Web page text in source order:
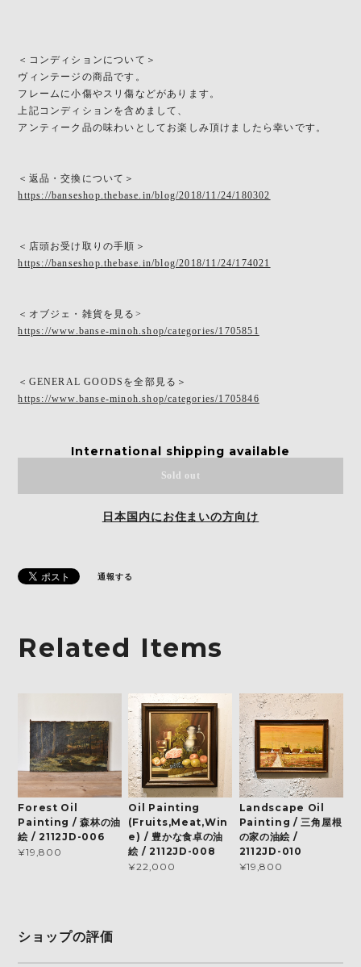
＜コンディションについて＞
ヴィンテージの商品です。
フレームに小傷やスリ傷などがあります。
上記コンディションを含めまして、
アンティーク品の味わいとしてお楽しみ頂けましたら幸いです。
＜返品・交換について＞
https://banseshop.thebase.in/blog/2018/11/24/180302
＜店頭お受け取りの手順＞
https://banseshop.thebase.in/blog/2018/11/24/174021
＜オブジェ・雑貨を見る>
https://www.banse-minoh.shop/categories/1705851
＜GENERAL GOODSを全部見る＞
https://www.banse-minoh.shop/categories/1705846
International shipping available
Sold out
日本国内にお住まいの方向け
通報する
Related Items
Forest Oil
Painting / 森林の油
絵 / 2112JD-006
¥19,800
Oil Painting
(Fruits,Meat,Win
e) / 豊かな食卓の油
絵 / 2112JD-008
¥22,000
Landscape Oil
Painting / 三角屋根
の家の油絵 /
2112JD-010
¥19,800
ショップの評価